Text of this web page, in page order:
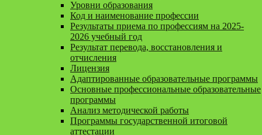
Уровни образования
Код и наименование профессии
Результаты приема по профессиям на 2025-
2026 учебный год
Результат перевода, восстановления и
отчисления
Лицензия
Адаптированные образовательные программы
Основные профессиональные образовательные
программы
Анализ методической работы
Программы государственной итоговой
аттестации